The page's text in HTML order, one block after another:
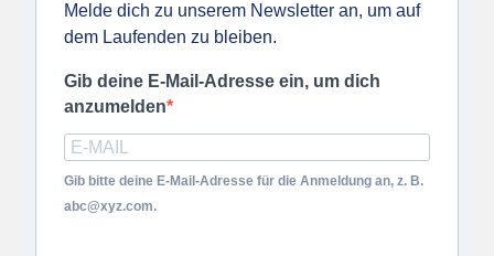
Melde dich zu unserem Newsletter an, um auf
dem Laufenden zu bleiben.
Gib deine E-Mail-Adresse ein, um dich
anzumelden
Gib bitte deine E-Mail-Adresse für die Anmeldung an, z. B.
abc@xyz.com.